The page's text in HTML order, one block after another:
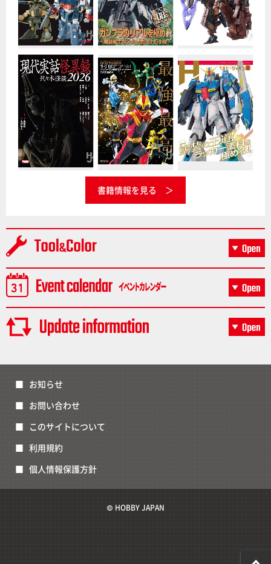
書籍情報を見る
お知らせ
お問い合わせ
このサイトについて
利用規約
個人情報保護方針
© HOBBY JAPAN